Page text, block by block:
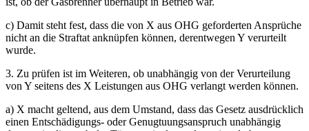
c) Damit steht fest, dass die von X aus OHG geforderten Ansprüche
nicht an die Straftat anknüpfen können, derentwegen Y verurteilt
wurde.
3. Zu prüfen ist im Weiteren, ob unabhängig von der Verurteilung
von Y seitens des X Leistungen aus OHG verlangt werden können.
a) X macht geltend, aus dem Umstand, dass das Gesetz ausdrücklich
einen Entschädigungs- oder Genugtuungsanspruch unabhängig